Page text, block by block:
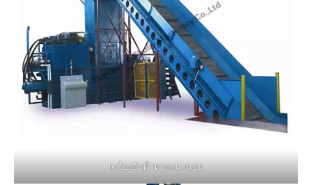
เครื่องอัดผ้าทรงแนวนอน